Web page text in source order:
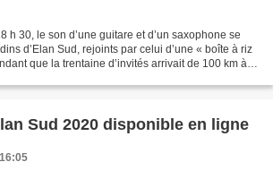
h 30, le son d’une guitare et d’un saxophone se
d’Elan Sud, rejoints par celui d’une « boîte à riz
que la trentaine d’invités arrivait de 100 km à la
Sud 2020 disponible en ligne